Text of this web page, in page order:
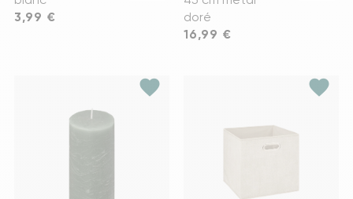
Prix
3,99 €
doré
Prix
16,99 €
favorite favorite